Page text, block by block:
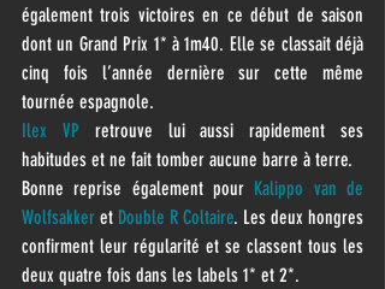
également trois victoires en ce début de saison
dont un Grand Prix 1* à 1m40. Elle se classait déjà
cinq fois l’année dernière sur cette même
tournée espagnole.
Ilex VP retrouve lui aussi rapidement ses
habitudes et ne fait tomber aucune barre à terre.
Bonne reprise également pour Kalippo van de
Wolfsakker et Double R Coltaire. Les deux hongres
confirment leur régularité et se classent tous les
deux quatre fois dans les labels 1* et 2*.